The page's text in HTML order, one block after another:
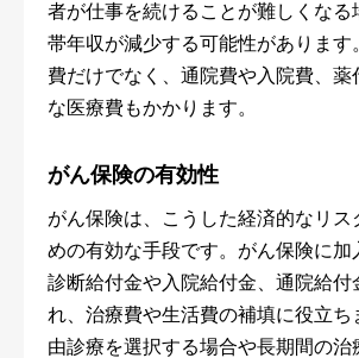
者が仕事を続けることが難しくなる
帯年収が減少する可能性があります
費だけでなく、通院費や入院費、薬
な医療費もかかります。
がん保険の有効性
がん保険は、こうした経済的なリス
めの有効な手段です。がん保険に加
診断給付金や入院給付金、通院給付
れ、治療費や生活費の補填に役立ち
由診療を選択する場合や長期間の治